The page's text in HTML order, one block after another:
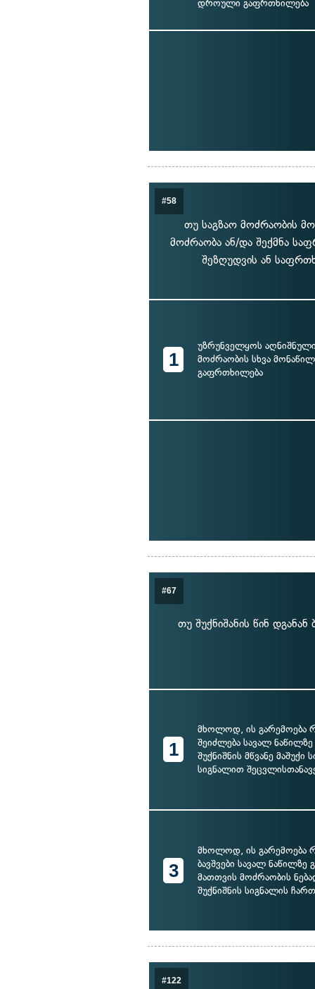
დროული გაფრთხილება
#58
თუ საგზაო მოძრაობის
მოძრაობა ან/და შექმნა
შეზღუდვის ან
1
უზრუნველყოს
მოძრაობის სხვა
გაფრთხილება
#67
თუ შუქნიშანის წინ
1
მხოლოდ, ის გარემოება
შეიძლება სავალ
შუქნიშნის მწვანე
სიგნალით
3
მხოლოდ, ის გარემოება
ბავშვები სავალ ნაწილზე
მათთვის მოძრაობის
შუქნიშნის სიგნალის
#122